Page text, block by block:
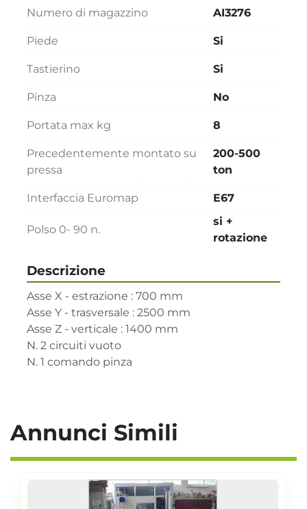
Descrizione
Asse X - estrazione : 700 mm
Asse Y - trasversale : 2500 mm
Asse Z - verticale : 1400 mm
N. 2 circuiti vuoto
N. 1 comando pinza
Numero di magazzino AI3276
Piede Si
Tastierino Si
Pinza No
Portata max kg 8
Precedentemente montato su
pressa
200-500
ton
Interfaccia Euromap E67
Polso 0- 90 n.
si +
rotazione
Annunci Simili